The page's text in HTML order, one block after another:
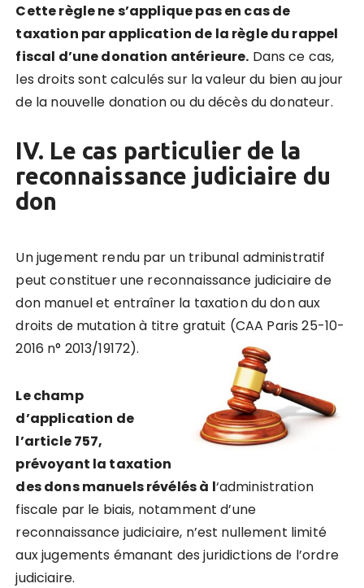
Cette règle ne s’applique pas en cas de
taxation par application de la règle du rappel
fiscal d’une donation antérieure. Dans ce cas,
les droits sont calculés sur la valeur du bien au jour
de la nouvelle donation ou du décès du donateur.
IV. Le cas particulier de la
reconnaissance judiciaire du
don
Un jugement rendu par un tribunal administratif
peut constituer une reconnaissance judiciaire de
don manuel et entraîner la taxation du don aux
droits de mutation à titre gratuit (CAA Paris 25-10-
2016 n° 2013/19172).
Le champ
d’application de
l’article 757,
prévoyant la taxation
des dons manuels révélés à l‘administration
fiscale par le biais, notamment d’une
reconnaissance judiciaire, n’est nullement limité
aux jugements émanant des juridictions de l’ordre
judiciaire.